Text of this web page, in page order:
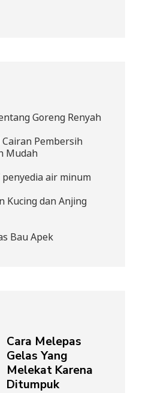
Goreng Renyah
Pembersih
Mudah
air minum
Kucing dan Anjing
Bau Apek
Cara Melepas
Gelas Yang
Melekat Karena
Ditumpuk